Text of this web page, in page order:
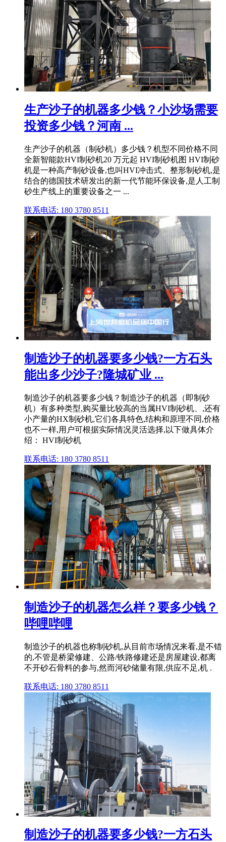
生产沙子的机器多少钱？小沙场需要
投资多少钱？河南 ...
生产沙子的机器（制砂机）多少钱？机型不同价格不同
全新智能款HVI制砂机20 万元起 HVI制砂机图 HVI制砂
机是一种高产制砂设备,也叫HVI冲击式、整形制砂机,是
结合的德国技术研发出的新一代节能环保设备,是人工制
砂生产线上的重要设备之一 ...
联系电话: 180 3780 8511
制造沙子的机器要多少钱?一方石头
能出多少沙子?隆城矿业 ...
制造沙子的机器要多少钱？制造沙子的机器（即制砂
机）有多种类型,购买量比较高的当属HVI制砂机、,还有
小产量的HX制砂机,它们各具特色,结构和原理不同,价格
也不一样,用户可根据实际情况灵活选择,以下做具体介
绍： HVI制砂机
联系电话: 180 3780 8511
制造沙子的机器怎么样？要多少钱？
哔哩哔哩
制造沙子的机器也称制砂机,从目前市场情况来看,是不错
的,不管是桥梁修建、公路/铁路修建还是房屋建设,都离
不开砂石骨料的参与,然而河砂储量有限,供应不足,机 .
联系电话: 180 3780 8511
制造沙子的机器要多少钱?一方石头